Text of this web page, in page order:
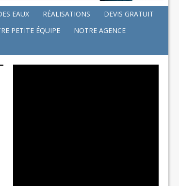
EAUX RÉALISATIONS
DEVIS GRATUIT
PETITE ÉQUIPE
NOTRE AGENCE